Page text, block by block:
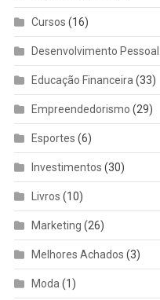
Cursos (16)
Desenvolvimento Pessoal
Educação Financeira (33)
Empreendedorismo (29)
Esportes (6)
Investimentos (30)
Livros (10)
Marketing (26)
Melhores Achados (3)
Moda (1)